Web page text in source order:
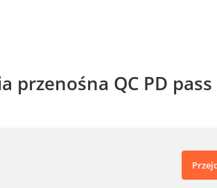
przenośna QC PD